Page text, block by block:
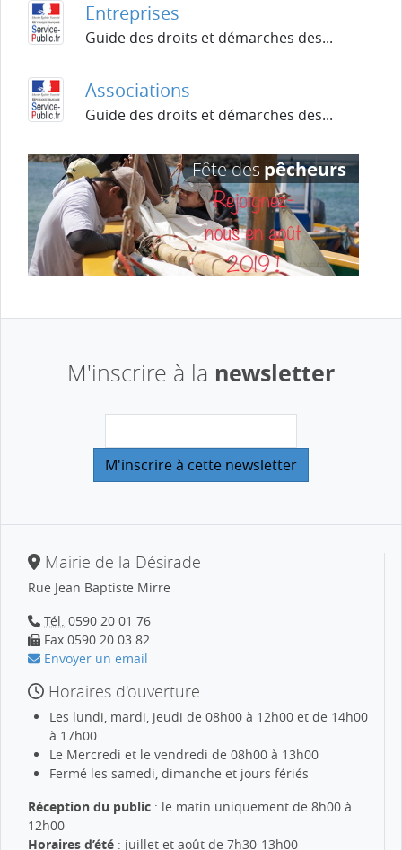
Entreprises
Guide des droits et démarches des...
Associations
Guide des droits et démarches des...
M'inscrire à la newsletter
Mairie de la Désirade
Rue Jean Baptiste Mirre
Tél. 0590 20 01 76
Fax 0590 20 03 82
Envoyer un email
Horaires d'ouverture
Les lundi, mardi, jeudi de 08h00 à 12h00 et de 14h00
à 17h00
Le Mercredi et le vendredi de 08h00 à 13h00
Fermé les samedi, dimanche et jours fériés
Réception du public : le matin uniquement de 8h00 à
12h00
Horaires d’été : juillet et août de 7h30-13h00